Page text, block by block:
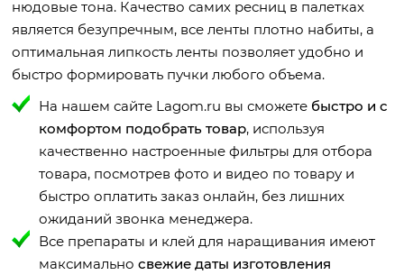
нюдовые тона. Качество самих ресниц в палетках
является безупречным, все ленты плотно набиты, а
оптимальная липкость ленты позволяет удобно и
быстро формировать пучки любого объема.
На нашем сайте Lagom.ru вы сможете быстро и с
комфортом подобрать товар, используя
качественно настроенные фильтры для отбора
товара, посмотрев фото и видео по товару и
быстро оплатить заказ онлайн, без лишних
ожиданий звонка менеджера.
Все препараты и клей для наращивания имеют
максимальносвежие даты изготовления